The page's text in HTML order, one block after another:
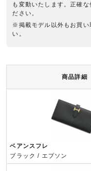
も変動いたします。正確
ださい。
※掲載モデル以外もお買い
い。
商品詳細
ベアンスフレ
ブラック / エプソン